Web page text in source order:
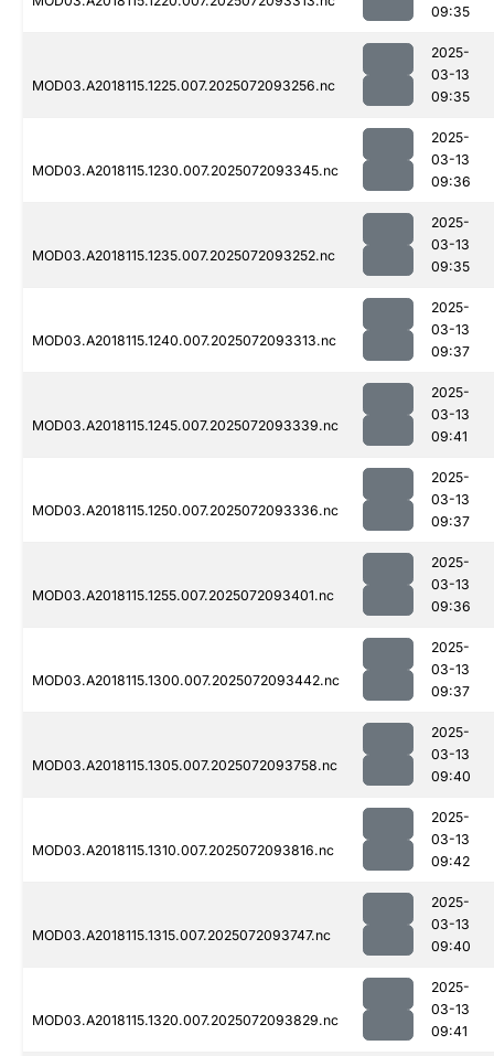
09:35
MOD03.A2018115.1225.007.2025072093256.nc
2025-
03-13
09:35
MOD03.A2018115.1230.007.2025072093345.nc
2025-
03-13
09:36
MOD03.A2018115.1235.007.2025072093252.nc
2025-
03-13
09:35
MOD03.A2018115.1240.007.2025072093313.nc
2025-
03-13
09:37
MOD03.A2018115.1245.007.2025072093339.nc
2025-
03-13
09:41
MOD03.A2018115.1250.007.2025072093336.nc
2025-
03-13
09:37
MOD03.A2018115.1255.007.2025072093401.nc
2025-
03-13
09:36
MOD03.A2018115.1300.007.2025072093442.nc
2025-
03-13
09:37
MOD03.A2018115.1305.007.2025072093758.nc
2025-
03-13
09:40
MOD03.A2018115.1310.007.2025072093816.nc
2025-
03-13
09:42
MOD03.A2018115.1315.007.2025072093747.nc
2025-
03-13
09:40
MOD03.A2018115.1320.007.2025072093829.nc
2025-
03-13
09:41